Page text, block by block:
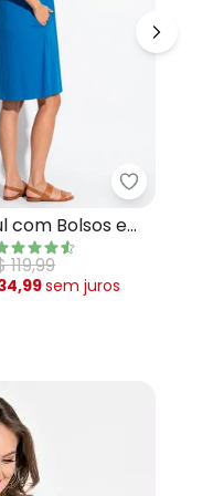
Folhagem e Listrado
Quintess
com Bolsos e
119,99
semjuros